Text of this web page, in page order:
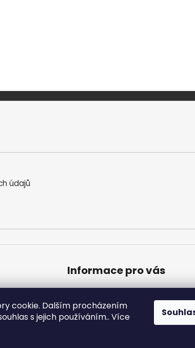
cookie. Dalším procházením
s jejich používáním.. Více
údajů
Informace pro vás
Podmínky ochrany osobních údajů
Moje objednávka